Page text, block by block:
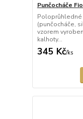
Punčocháče
(punčocháče,
vzorem
kalhoty...
345 Kč/ks